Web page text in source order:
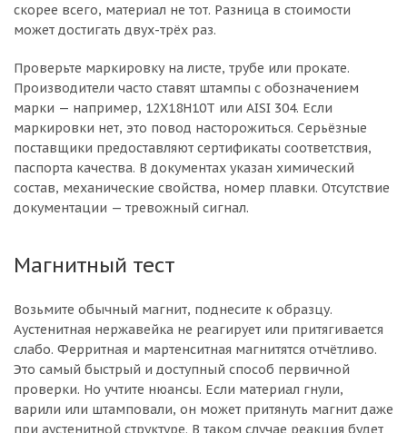
скорее всего, материал не тот. Разница в стоимости
может достигать двух-трёх раз.
Проверьте маркировку на листе, трубе или прокате.
Производители часто ставят штампы с обозначением
марки — например, 12Х18Н10Т или AISI 304. Если
маркировки нет, это повод насторожиться. Серьёзные
поставщики предоставляют сертификаты соответствия,
паспорта качества. В документах указан химический
состав, механические свойства, номер плавки. Отсутствие
документации — тревожный сигнал.
Магнитный тест
Возьмите обычный магнит, поднесите к образцу.
Аустенитная нержавейка не реагирует или притягивается
слабо. Ферритная и мартенситная магнитятся отчётливо.
Это самый быстрый и доступный способ первичной
проверки. Но учтите нюансы. Если материал гнули,
варили или штамповали, он может притянуть магнит даже
при аустенитной структуре. В таком случае реакция будет